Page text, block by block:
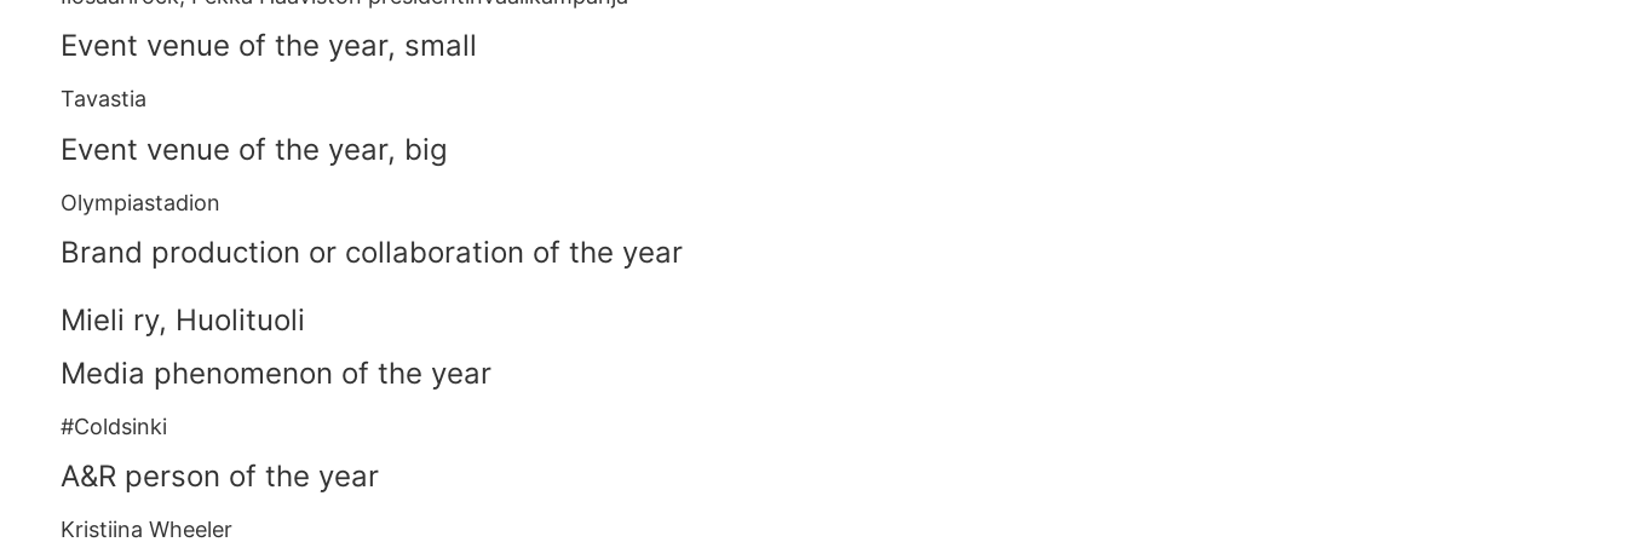
Event venue of the year, small
Tavastia
Event venue of the year, big
Olympiastadion
Brand production or collaboration of the year
Mieli ry, Huolituoli
Media phenomenon of the year
#Coldsinki
A&R person of the year
Kristiina Wheeler